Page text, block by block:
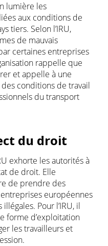
lumière les
aux conditions de
tiers. Selon l’IRU,
de mauvais
certaines entreprises
rappelle que
et appelle à une
conditions de travail
du transport
du droit
exhorte les autorités à
de droit. Elle
de prendre des
européennes
Pour l’IRU, il
forme d’exploitation
les travailleurs et